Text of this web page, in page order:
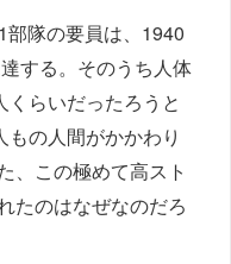
隊の要員は、1940
する。そのうち人体
らいだったろうと
の人間がかかわり
、この極めて高スト
たのはなぜなのだろ